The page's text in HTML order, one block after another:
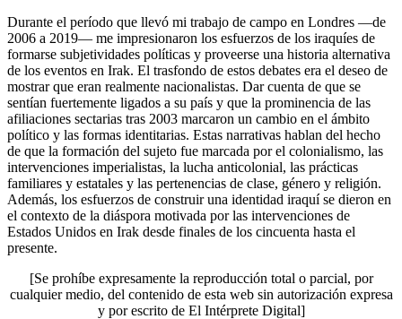
Durante el período que llevó mi trabajo de campo en Londres —de
2006 a 2019— me impresionaron los esfuerzos de los iraquíes de
formarse subjetividades políticas y proveerse una historia alternativa
de los eventos en Irak. El trasfondo de estos debates era el deseo de
mostrar que eran realmente nacionalistas. Dar cuenta de que se
sentían fuertemente ligados a su país y que la prominencia de las
afiliaciones sectarias tras 2003 marcaron un cambio en el ámbito
político y las formas identitarias. Estas narrativas hablan del hecho
de que la formación del sujeto fue marcada por el colonialismo, las
intervenciones imperialistas, la lucha anticolonial, las prácticas
familiares y estatales y las pertenencias de clase, género y religión.
Además, los esfuerzos de construir una identidad iraquí se dieron en
el contexto de la diáspora motivada por las intervenciones de
Estados Unidos en Irak desde finales de los cincuenta hasta el
presente.
[Se prohíbe expresamente la reproducción total o parcial, por
cualquier medio, del contenido de esta web sin autorización expresa
y por escrito de El Intérprete Digital]